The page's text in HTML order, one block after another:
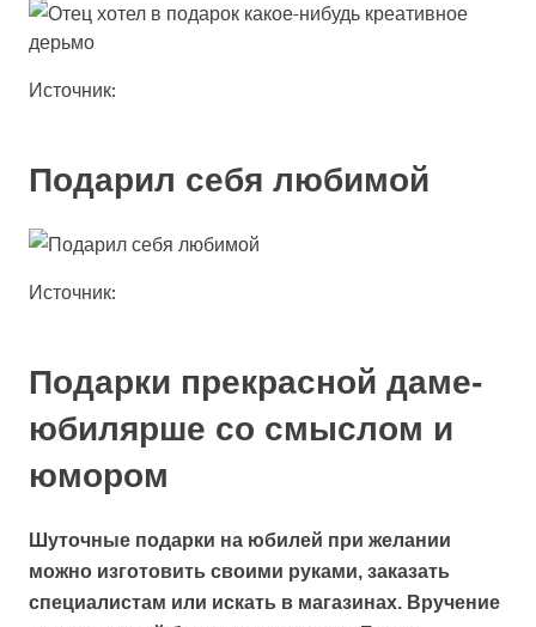
Источник:
Подарил себя любимой
Источник:
Подарки прекрасной даме-
юбилярше со смыслом и
юмором
Шуточные подарки на юбилей при желании
можно изготовить своими руками, заказать
специалистам или искать в магазинах. Вручение